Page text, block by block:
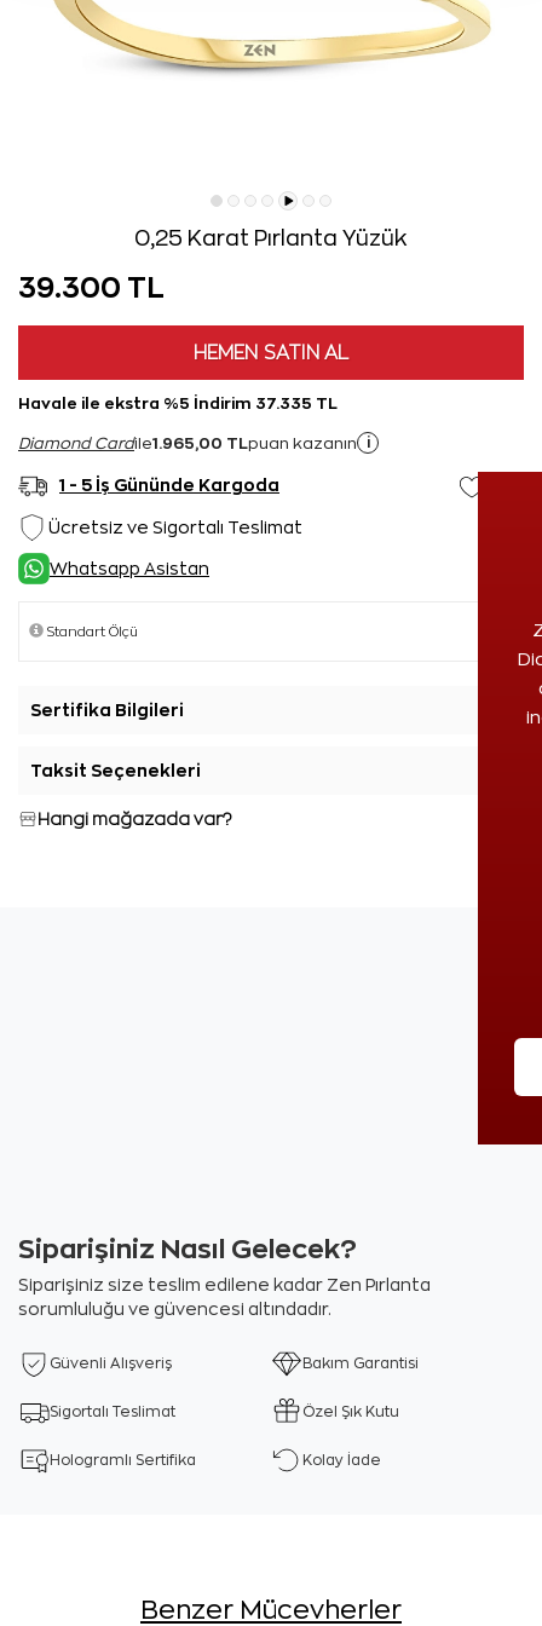
0,25 Karat Pırlanta Yüzük
39.300 TL
HEMEN SATIN AL
Havale ile ekstra %5 İndirim 37.335 TL
Diamond Cardile1.965,00 TL puan kazanın i
1 - 5 İş Gününde Kargoda
Ücretsiz ve Sigortalı Teslimat
Whatsapp Asistan
Sertifika Bilgileri
Taksit Seçenekleri
Hangi mağazada var?
Siparişiniz Nasıl Gelecek?
Siparişiniz size teslim edilene kadar Zen Pırlanta
sorumluluğu ve güvencesi altındadır.
Güvenli Alışveriş Bakım Garantisi
Sigortalı Teslimat Özel Şık Kutu
Hologramlı Sertifika Kolay İade
Benzer Mücevherler